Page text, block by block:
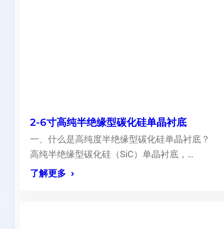
2-6寸高纯半绝缘型碳化硅单晶衬底
一、什么是高纯度半绝缘型碳化硅单晶衬底？
高纯半绝缘型碳化硅（SiC）单晶衬底，…
了解更多